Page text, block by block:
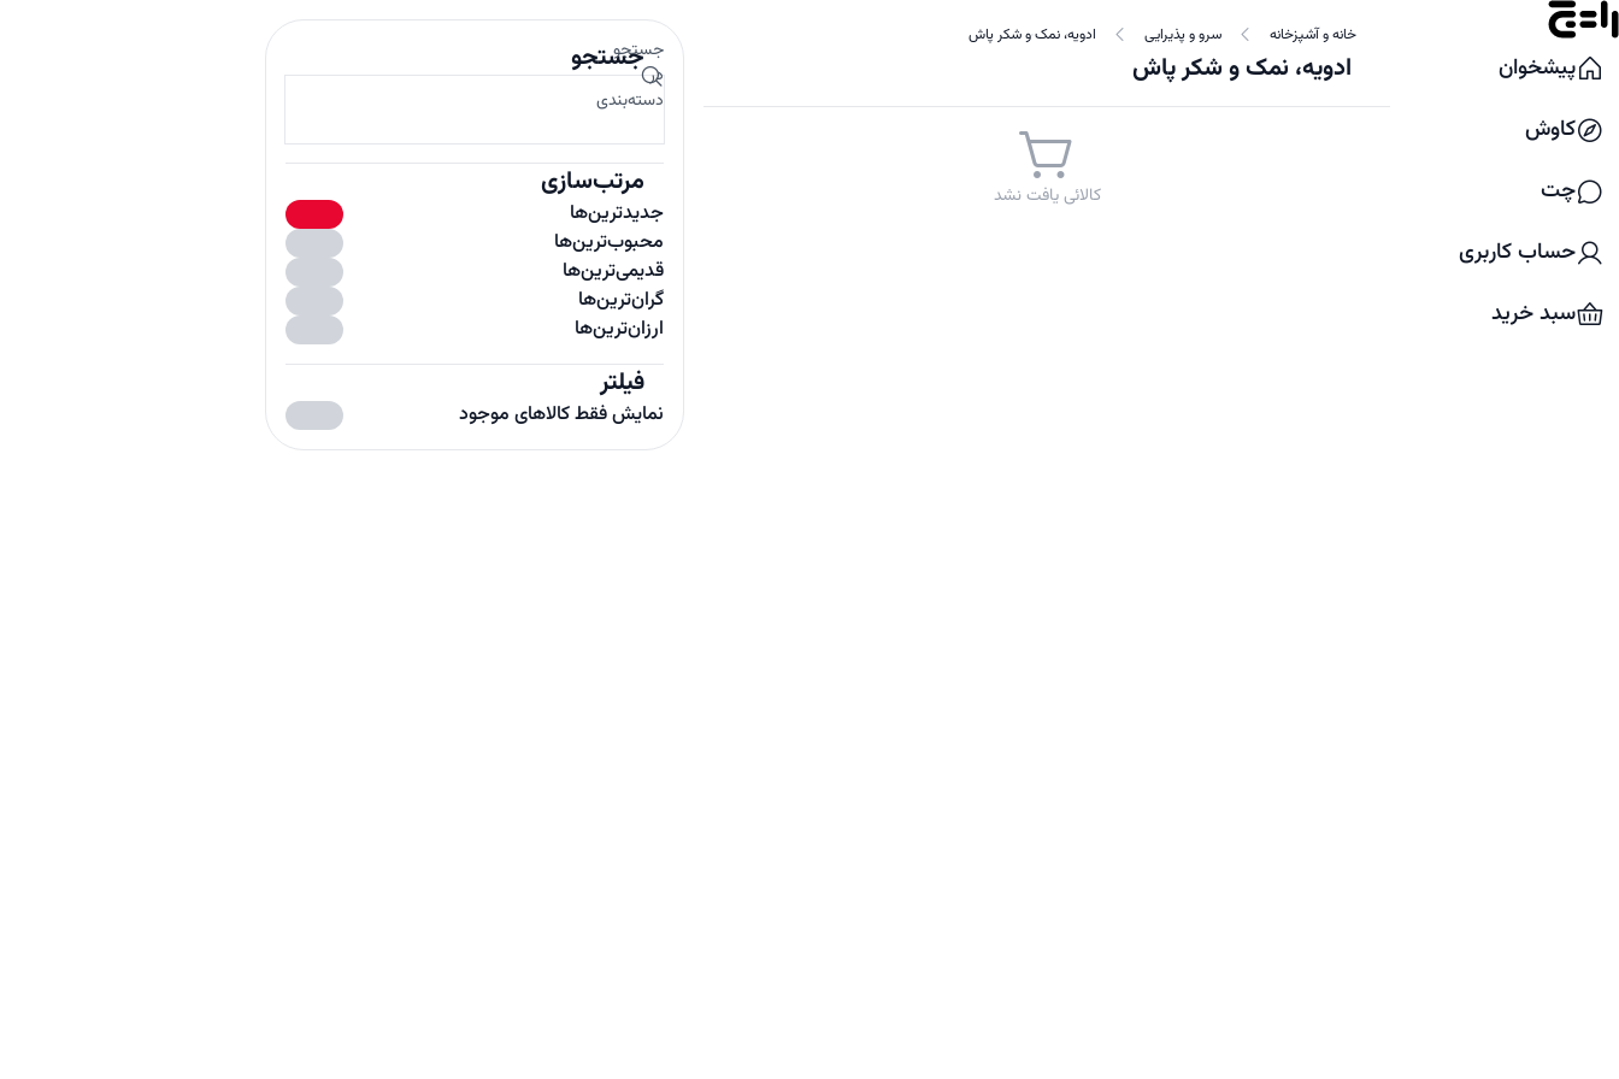
پیشخوان
کاوش
چت
حساب کاربری
سبد خرید
خانه و آشپزخانه سرو و پذیرایی ادویه، نمک و شکر پاش
ادویه، نمک و شکر پاش
کالائی یافت نشد
جستجو
جستجو
در
دسته‌بندی
مرتب‌سازی
جدیدترین‌ها
محبوب‌ترین‌ها
قدیمی‌ترین‌ها
گران‌ترین‌ها
ارزان‌ترین‌ها
فیلتر
نمایش فقط کالاهای موجود